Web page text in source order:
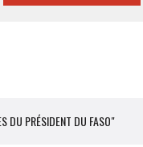
DU PRÉSIDENT DU FASO"